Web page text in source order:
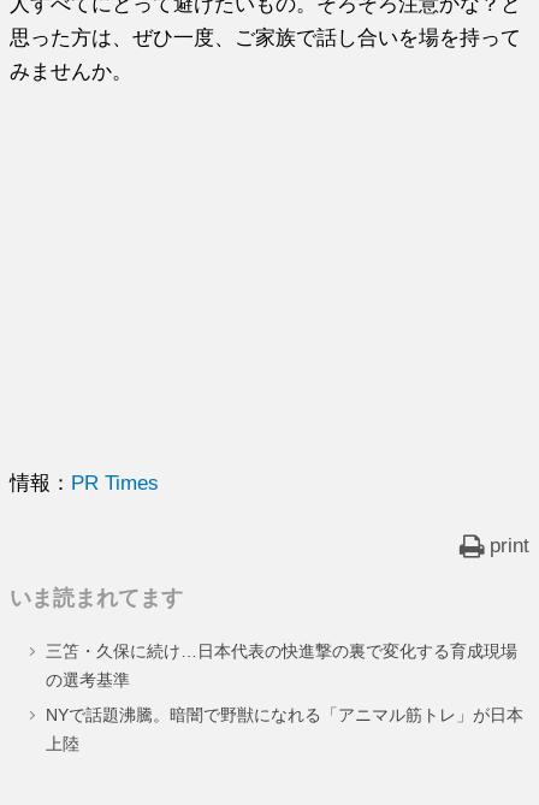
思った方は、ぜひ一度、ご家族で話し合いを場を持って
みませんか。
情報： PR Times
print
いま読まれてます
三笘・久保に続け…日本代表の快進撃の裏で変化する育成現場
の選考基準
NYで話題沸騰。暗闇で野獣になれる「アニマル筋トレ」が日本
上陸